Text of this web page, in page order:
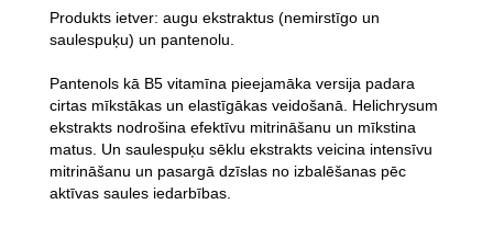
Produkts ietver: augu ekstraktus (nemirstīgo un
saulespuķu) un pantenolu.
Pantenols kā B5 vitamīna pieejamāka versija padara
cirtas mīkstākas un elastīgākas veidošanā. Helichrysum
ekstrakts nodrošina efektīvu mitrināšanu un mīkstina
matus. Un saulespuķu sēklu ekstrakts veicina intensīvu
mitrināšanu un pasargā dzīslas no izbalēšanas pēc
aktīvas saules iedarbības.